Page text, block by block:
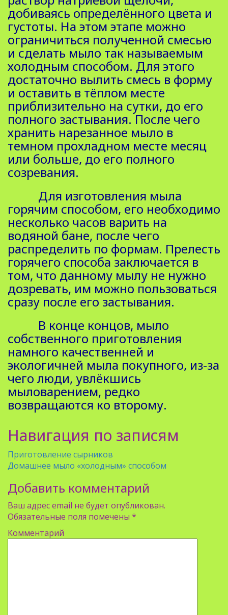
добиваясь определённого цвета и
густоты. На этом этапе можно
ограничиться полученной смесью
и сделать мыло так называемым
холодным способом. Для этого
достаточно вылить смесь в форму
и оставить в тёплом месте
приблизительно на сутки, до его
полного застывания. После чего
хранить нарезанное мыло в
темном прохладном месте месяц
или больше, до его полного
созревания.
Для изготовления мыла
горячим способом, его необходимо
несколько часов варить на
водяной бане, после чего
распределить по формам. Прелесть
горячего способа заключается в
том, что данному мылу не нужно
дозревать, им можно пользоваться
сразу после его застывания.
В конце концов, мыло
собственного приготовления
намного качественней и
экологичней мыла покупного, из-за
чего люди, увлёкшись
мыловарением, редко
возвращаются ко второму.
Навигация по записям
Приготовление сырников
Домашнее мыло «холодным» способом
Добавить комментарий
Ваш адрес email не будет опубликован.
Обязательные поля помечены *
Комментарий